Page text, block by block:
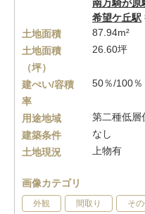
南万騎が原
希望ケ丘駅
土地面積
87.94m²
土地面積
（坪）
26.60坪
建ぺい/容積
率
50％/100％
用途地域
第二種低層
建築条件
なし
土地現況
上物有
画像カテゴリ
外観 間取り そ